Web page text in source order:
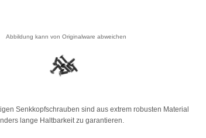
Abbildung kann von Originalware abweichen
Senkkopfschrauben sind aus extrem robusten Material
lange Haltbarkeit zu garantieren.